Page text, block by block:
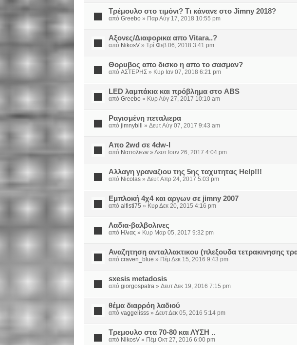
Τρέμουλο στο τιμόνι? Τι κάνανε στο Jimny 2018?
από Greebo » Παρ Αύγ 17, 2018 10:55 pm
Αξονες/Διαφορικα απο Vitara..?
από NikosV » Τρί Φεβ 06, 2018 3:41 pm
Θορυβος απο δισκο η απο το σασμαν?
από ΑΣΤΕΡΗΣ » Κυρ Ιαν 07, 2018 6:21 pm
LED λαμπάκια και πρόβλημα στο ABS
από Greebo » Κυρ Αύγ 27, 2017 10:10 am
Ραγισμένη πεταλιερα
από jimnybill » Δευτ Αύγ 07, 2017 9:43 am
Απο 2wd σε 4dw-l
από Ναπολεων » Δευτ Ιουν 26, 2017 4:04 pm
Αλλαγη γραναζιου της 5ης ταχυτητας Help!!!
από Nicolas » Δευτ Απρ 24, 2017 5:03 pm
Εμπλοκή 4χ4 και αργων σε jimny 2007
από alfisti75 » Κυρ Δεκ 20, 2015 4:16 pm
Λαδια-βαλβολινες
από Ηλιας » Κυρ Μαρ 05, 2017 9:32 pm
Αναζητηση ανταλλακτικου (πλεξουδα τετρακινησης
από craven_blue » Πέμ Δεκ 15, 2016 9:43 pm
sxesis metadosis
από giorgospatra » Δευτ Δεκ 19, 2016 7:15 pm
θέμα διαρρόη λαδιού
από vaggelisss » Δευτ Δεκ 05, 2016 5:14 pm
Τρεμουλο στα 70-80 και ΛΥΣΗ ..
από NikosV » Πέμ Οκτ 27, 2016 6:00 pm